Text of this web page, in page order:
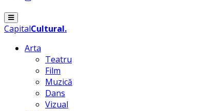
Menu
CapitalCultural.
Arta
Teatru
Film
Muzică
Dans
Vizual